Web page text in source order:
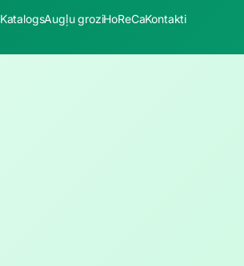
KatalogsAugļu groziHoReCaKontakti